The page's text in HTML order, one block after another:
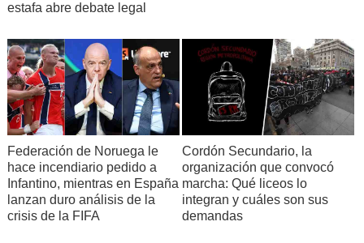
estafa abre debate legal
Federación de Noruega le
hace incendiario pedido a
Infantino, mientras en España
lanzan duro análisis de la
crisis de la FIFA
Cordón Secundario, la
organización que convocó
marcha: Qué liceos lo
integran y cuáles son sus
demandas